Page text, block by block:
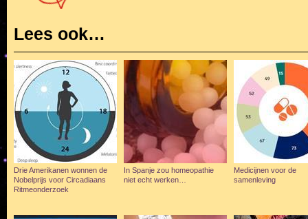
Lees ook…
Drie Amerikanen wonnen de
Nobelprijs voor Circadiaans
Ritmeonderzoek
In Spanje zou homeopathie
niet echt werken…
Medicijnen voor de
samenleving